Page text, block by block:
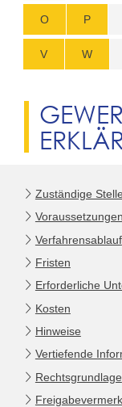
O P
V W
Zuständige Stelle
Voraussetzungen
Verfahrensablauf
Fristen
Erforderliche
Kosten
Hinweise
Vertiefende
Rechtsgrundlage
Freigabevermerk